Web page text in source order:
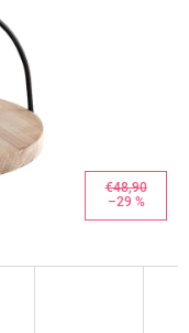
€48,90
–29 %